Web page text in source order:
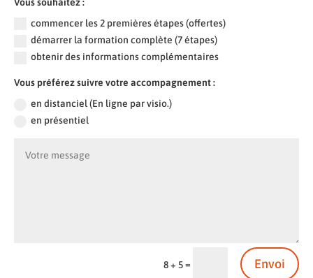
commencer les 2 premières étapes (offertes)
démarrer la formation complète (7 étapes)
obtenir des informations complémentaires
Vous préférez suivre votre accompagnement :
en distanciel (En ligne par visio.)
en présentiel
8 + 5= Envoi